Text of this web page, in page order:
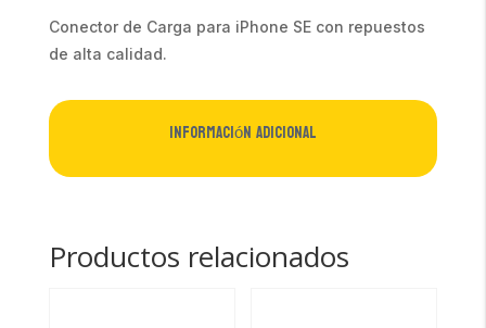
Conector de Carga para iPhone SE con repuestos
de alta calidad.
Información adicional
Productos relacionados